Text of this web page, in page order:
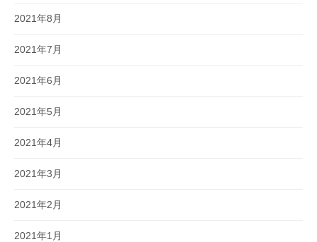
2021年8月
2021年7月
2021年6月
2021年5月
2021年4月
2021年3月
2021年2月
2021年1月